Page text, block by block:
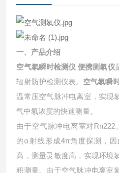
一、产品介绍
空气氡瞬时检测仪 便携测氡仪
辐射防护检测仪表。 空气氡瞬
温常压空气脉冲电离室，实现
气中氡浓度的快速测量。
由于空气脉冲电离室对Rn222
的α射线形成4π角度探测，
高，测量灵敏度高，实现环境
积测量。由于空气脉冲电离室